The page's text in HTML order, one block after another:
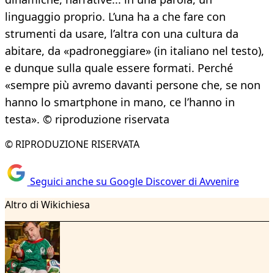
linguaggio proprio. L’una ha a che fare con
strumenti da usare, l’altra con una cultura da
abitare, da «padroneggiare» (in italiano nel testo),
e dunque sulla quale essere formati. Perché
«sempre più avremo davanti persone che, se non
hanno lo smartphone in mano, ce l’hanno in
testa». © riproduzione riservata
© RIPRODUZIONE RISERVATA
Seguici anche su Google Discover di Avvenire
Altro di Wikichiesa